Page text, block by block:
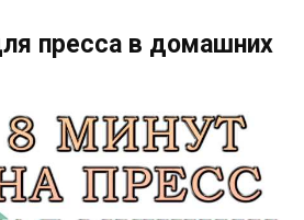
пресса в домашних